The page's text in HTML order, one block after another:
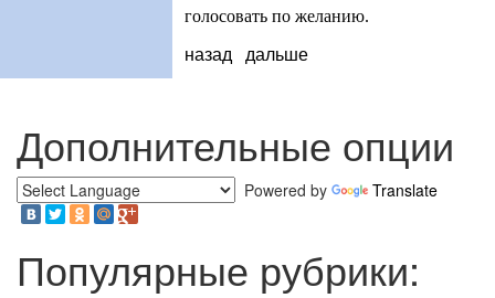
голосовать по желанию.
назад дальше
Дополнительные опции
Powered by Translate
Популярные рубрики: